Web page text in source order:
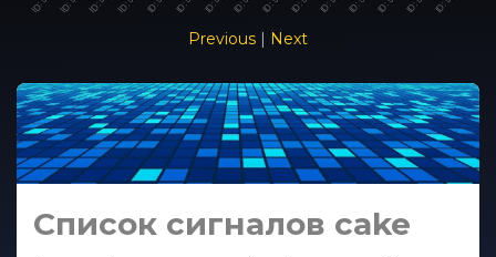
Previous | Next
Список сигналов cake